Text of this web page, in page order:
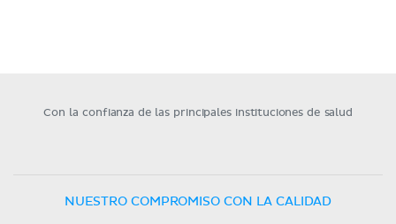
Con la confianza de las principales instituciones de salud
NUESTRO COMPROMISO CON LA CALIDAD